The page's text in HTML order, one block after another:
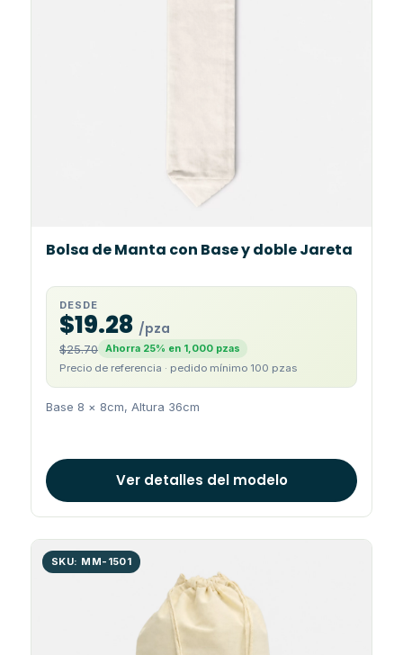
Bolsa de Manta con Base y doble Jareta
DESDE
$19.28 /pza
$25.70 Ahorra 25% en 1,000 pzas
Precio de referencia · pedido mínimo 100 pzas
Base 8 × 8cm, Altura 36cm
Ver detalles del modelo
SKU: MM-1501